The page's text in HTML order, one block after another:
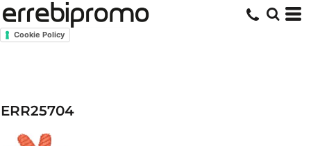
Cookie Policy
ERR25704